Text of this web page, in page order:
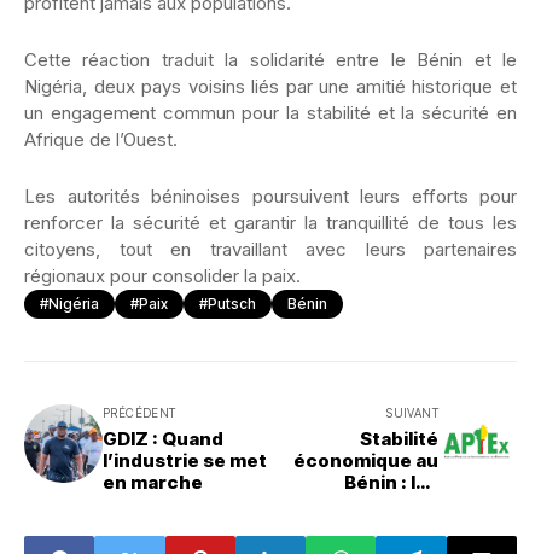
Cette réaction traduit la solidarité entre le Bénin et le
Nigéria, deux pays voisins liés par une amitié historique et
un engagement commun pour la stabilité et la sécurité en
Afrique de l’Ouest.
Les autorités béninoises poursuivent leurs efforts pour
renforcer la sécurité et garantir la tranquillité de tous les
citoyens, tout en travaillant avec leurs partenaires
régionaux pour consolider la paix.
#Nigéria #Paix #putsch Bénin
PRÉCÉDENT
GDIZ : Quand
l’industrie se met
en marche
SUIVANT
Stabilité
économique au
Bénin : les